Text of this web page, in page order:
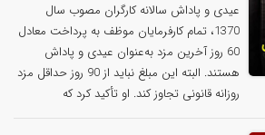
عیدی و پاداش سالانه کارگران مصوب سال
1370، تمام کارفرمایان موظف به پرداخت معادل
60 روز آخرین مزد به‌عنوان عیدی و پاداش
هستند. البته این مبلغ نباید از 90 روز حداقل مزد
روزانه قانونی تجاوز کند. او تأکید کرد که